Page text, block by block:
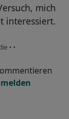
mich
interessiert.
• •